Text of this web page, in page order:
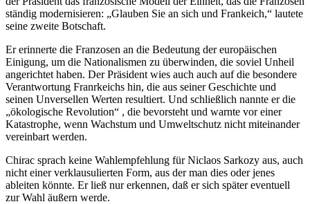
ständig modernisieren: „Glauben Sie an sich und Frankeich,“ lautete
seine zweite Botschaft.
Er erinnerte die Franzosen an die Bedeutung der europäischen
Einigung, um die Nationalismen zu überwinden, die soviel Unheil
angerichtet haben. Der Präsident wies auch auch auf die besondere
Verantwortung Franrkeichs hin, die aus seiner Geschichte und
seinen Unversellen Werten resultiert. Und schließlich nannte er die
„ökologische Revolution“ , die bevorsteht und warnte vor einer
Katastrophe, wenn Wachstum und Umweltschutz nicht miteinander
vereinbart werden.
Chirac sprach keine Wahlempfehlung für Niclaos Sarkozy aus, auch
nicht einer verklausulierten Form, aus der man dies oder jenes
ableiten könnte. Er ließ nur erkennen, daß er sich später eventuell
zur Wahl äußern werde.